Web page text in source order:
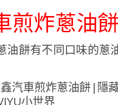
煎炸蔥油
油餅有不同口味的蔥